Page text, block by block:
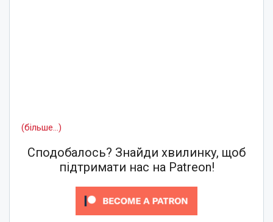
(більше…)
Сподобалось? Знайди хвилинку, щоб
підтримати нас на Patreon!